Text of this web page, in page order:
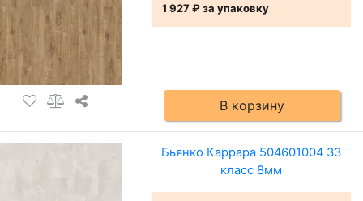
1 927 ₽за упаковку
В корзину
Бьянко Каррара 504601004 33
класс 8мм